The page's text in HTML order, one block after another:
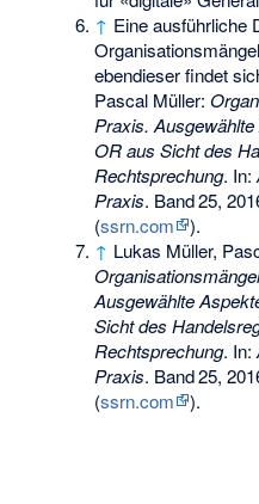
↑ Eine ausführliche
ebendieser findet
Pascal Müller:
Praxis.
OR aus Sicht des
Rechtsprechung. In:
Praxis. Band25,
(ssrn.com
).
↑ Lukas Müller,
Ausgewählte
Sicht des
Rechtsprechung. In:
Praxis. Band25,
(ssrn.com ).